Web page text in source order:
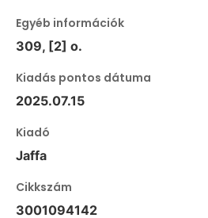
Egyéb információk
309, [2] o.
Kiadás pontos dátuma
2025.07.15
Kiadó
Jaffa
Cikkszám
3001094142